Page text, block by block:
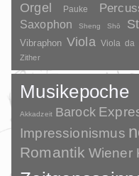
Orgel Pauke
Saxophon Sheng Shō
Vibraphon Viola Viola da
Zither
Musikepoche
Akkadzeit Barock
Impressionismus
Romantik Wiener